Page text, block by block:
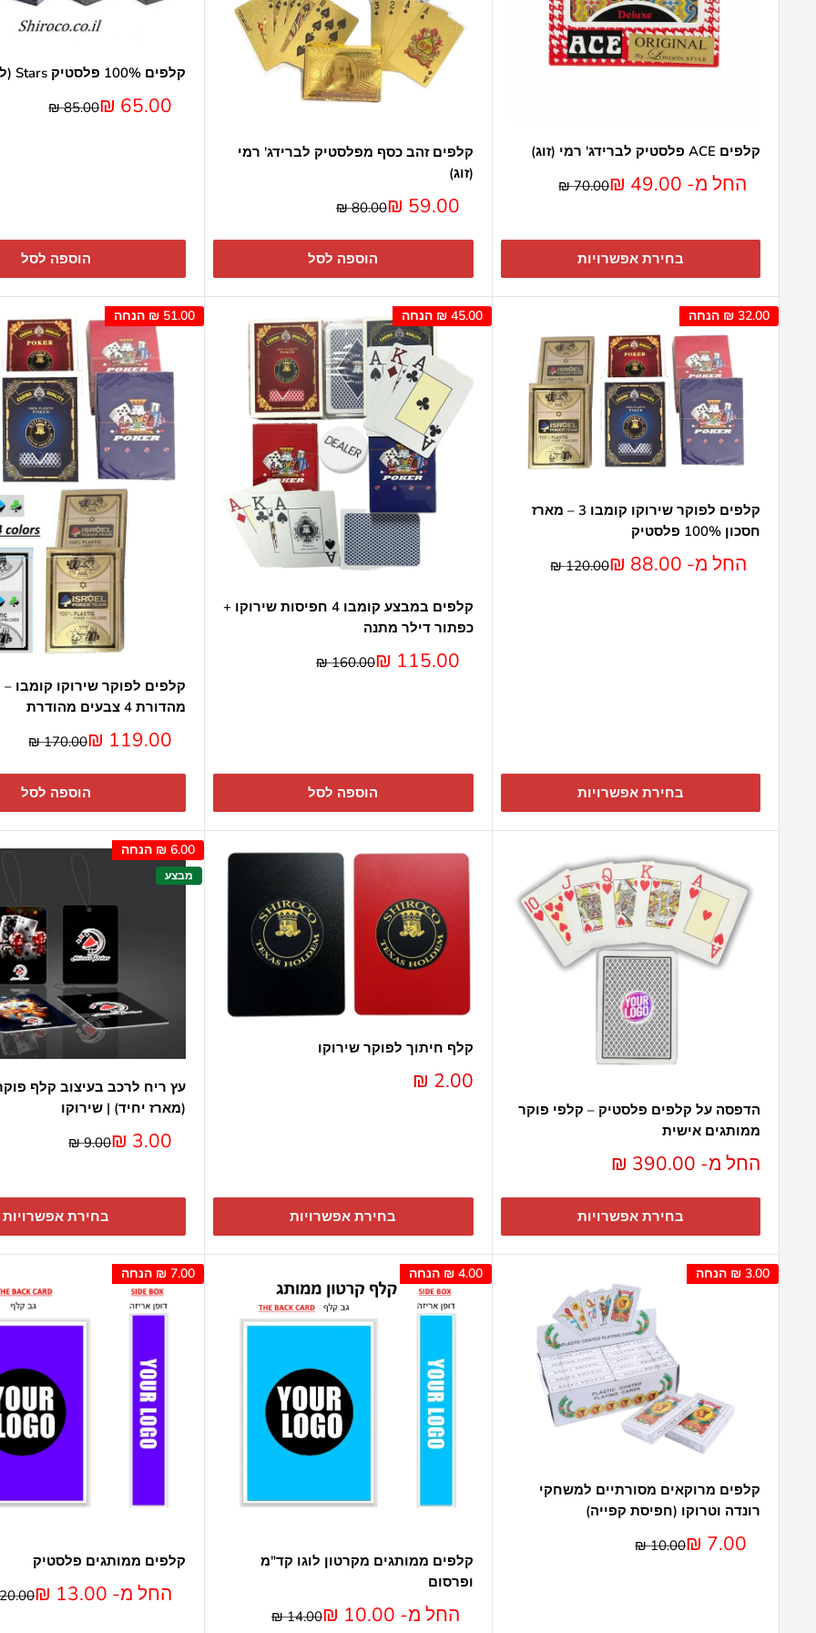
קלפים ACE פלסטיק לברידג' רמי (זוג)
מחיר
החל מ- 49.00 ₪ מחיר
70.00 ₪
בחירת אפשרויות
קלפים זהב כסף מפלסטיק לברידג' רמי
(זוג)
מחיר
59.00 ₪ מחיר
80.00 ₪
הוספה לסל
קלפים 100% פלסטיק Stars (לזוג)
מחיר
65.00 ₪ מחיר
85.00 ₪
הוספה לסל
32.00 ₪ הנחה
קלפים לפוקר שירוקו קומבו 3 – מארז
חסכון 100% פלסטיק
מחיר
החל מ- 88.00 ₪ מחיר
120.00 ₪
בחירת אפשרויות
45.00 ₪ הנחה
קלפים במבצע קומבו 4 חפיסות שירוקו +
כפתור דילר מתנה
מחיר
115.00 ₪ מחיר
160.00 ₪
הוספה לסל
51.00 ₪ הנחה
קלפים לפוקר שירוקו קומבו
מהדורת 4 צבעים מהודרת
מחיר
119.00 ₪ מחיר
170.00 ₪
הוספה לסל
הדפסה על קלפים פלסטיק – קלפי פוקר
ממותגים אישית
מחיר
החל מ- 390.00 ₪
בחירת אפשרויות
קלף חיתוך לפוקר שירוקו
מחיר
2.00 ₪
בחירת אפשרויות
6.00 ₪ הנחה
מבצע
עץ ריח לרכב בעיצוב קלף פוקר
(מארז יחיד) | שירוקו
מחיר
3.00 ₪ מחיר
9.00 ₪
בחירת אפשרויות
3.00 ₪ הנחה
קלפים מרוקאים מסורתיים למשחקי
רונדה וטרוקו (חפיסת קפייה)
מחיר
7.00 ₪ מחיר
10.00 ₪
4.00 ₪ הנחה
קלפים ממותגים מקרטון לוגו קד"מ
ופרסום
מחיר
החל מ- 10.00 ₪ מחיר
14.00 ₪
7.00 ₪ הנחה
קלפים ממותגים פלסטיק
מחיר
החל מ- 13.00 ₪ מחיר
20.00 ₪